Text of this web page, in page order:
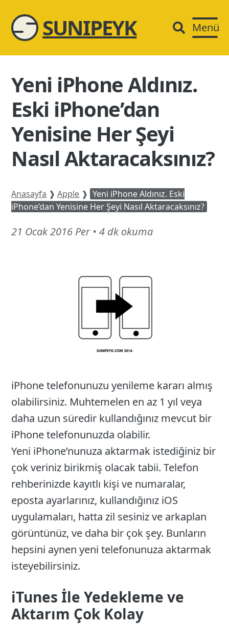
SUNIPEYK Menü
Yeni iPhone Aldınız.
Eski iPhone’dan
Yenisine Her Şeyi
Nasıl Aktaracaksınız?
Anasayfa ❱ Apple ❱ Yeni iPhone Aldınız. Eski
iPhone’dan Yenisine Her Şeyi Nasıl Aktaracaksınız?
21 Ocak 2016 Per 16
• 4 dk okuma
iPhone telefonunuzu yenileme kararı almış
olabilirsiniz. Muhtemelen en az 1 yıl veya
daha uzun süredir kullandığınız mevcut bir
iPhone telefonunuzda olabilir.
Yeni iPhone’nunuza aktarmak istediğiniz bir
çok veriniz birikmiş olacak tabii. Telefon
rehberinizde kayıtlı kişi ve numaralar,
eposta ayarlarınız, kullandığınız iOS
uygulamaları, hatta zil sesiniz ve arkaplan
görüntünüz, ve daha bir çok şey. Bunların
hepsini aynen yeni telefonunuza aktarmak
isteyebilirsiniz.
iTunes İle Yedekleme ve
Aktarım Çok Kolay